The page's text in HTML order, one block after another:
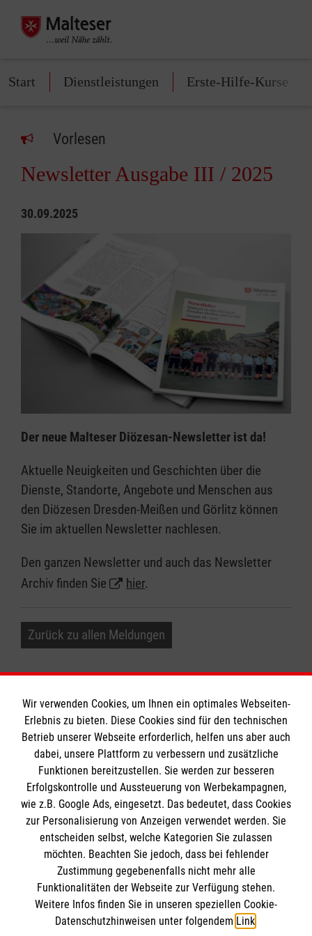
Start Dienstleistungen Erste-Hilfe-Kurse
Vorlesen
Newsletter Ausgabe III / 2025
30.09.2025
Der neue Malteser Diözesan-Newsletter ist da!
Aktuelle Neuigkeiten und Geschichten über die
Dienste, Standorte, Angebote und Menschen aus
den Diözesen Dresden-Meißen und Görlitz können
Sie im aktuellen Newsletter nachlesen.
Den ganzen Newsletter und auch das Newsletter
Archiv finden Sie
hier.
Zurück zu allen Meldungen
Informationen
Impressum
Datenschutz
Barrierefreiheit
Kontakt
Die Malteser
Malteser in Deutschland
Malteserorden
Sharepoint
Spendenkonto
Wir verwenden Cookies, um Ihnen ein optimales Webseiten-
Erlebnis zu bieten. Diese Cookies sind für den technischen
Betrieb unserer Webseite erforderlich, helfen uns aber auch
dabei, unsere Plattform zu verbessern und zusätzliche
Funktionen bereitzustellen. Sie werden zur besseren
Erfolgskontrolle und Aussteuerung von Werbekampagnen,
wie z.B. Google Ads, eingesetzt. Das bedeutet, dass Cookies
zur Personalisierung von Anzeigen verwendet werden. Sie
entscheiden selbst, welche Kategorien Sie zulassen
möchten. Beachten Sie jedoch, dass bei fehlender
Zustimmung gegebenenfalls nicht mehr alle
Funktionalitäten der Webseite zur Verfügung stehen.
Weitere Infos finden Sie in unseren speziellen Cookie-
Datenschutzhinweisen unter folgendem Link.